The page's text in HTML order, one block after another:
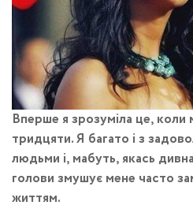
Вперше я зрозуміла це, коли
тридцяти. Я багато і з
людьми і, мабуть, якась
голови змушує мене часто
життям.